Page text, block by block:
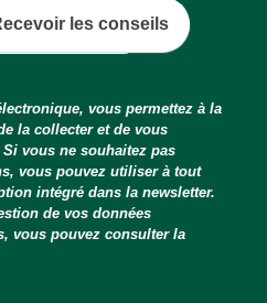
les conseils
vous permettez à la
la collecter et de vous
vous ne souhaitez pas
vous pouvez utiliser à tout
intégré dans la newsletter.
de vos données
vous pouvez consulter la